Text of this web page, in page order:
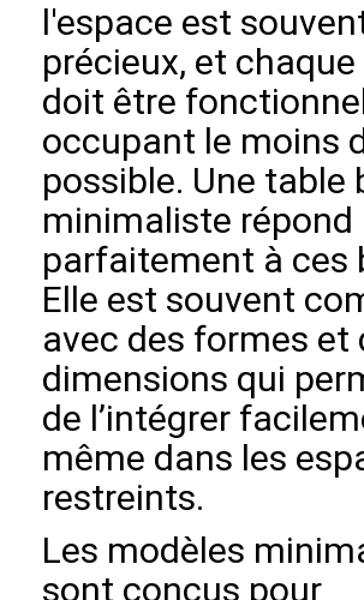
l'espace est
précieux, et
doit être
occupant le moins
possible. Une table
minimaliste répond
parfaitement à ces
Elle est souvent
avec des formes et
dimensions qui
de l’intégrer
même dans les
restreints.
Les modèles
sont conçus pour